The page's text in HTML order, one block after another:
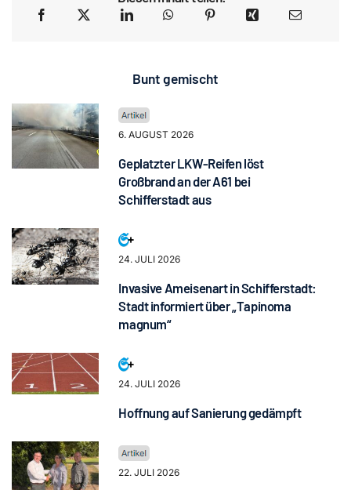
Bunt gemischt
6. AUGUST 2026
Geplatzter LKW-Reifen löst
Großbrand an der A61 bei
Schifferstadt aus
24. JULI 2026
Invasive Ameisenart in Schifferstadt:
Stadt informiert über „Tapinoma
magnum“
24. JULI 2026
Hoffnung auf Sanierung gedämpft
22. JULI 2026